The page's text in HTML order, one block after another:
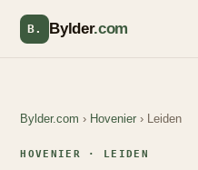
B. Bylder.com
Bylder.com › Hovenier › Leiden
HOVENIER · LEIDEN